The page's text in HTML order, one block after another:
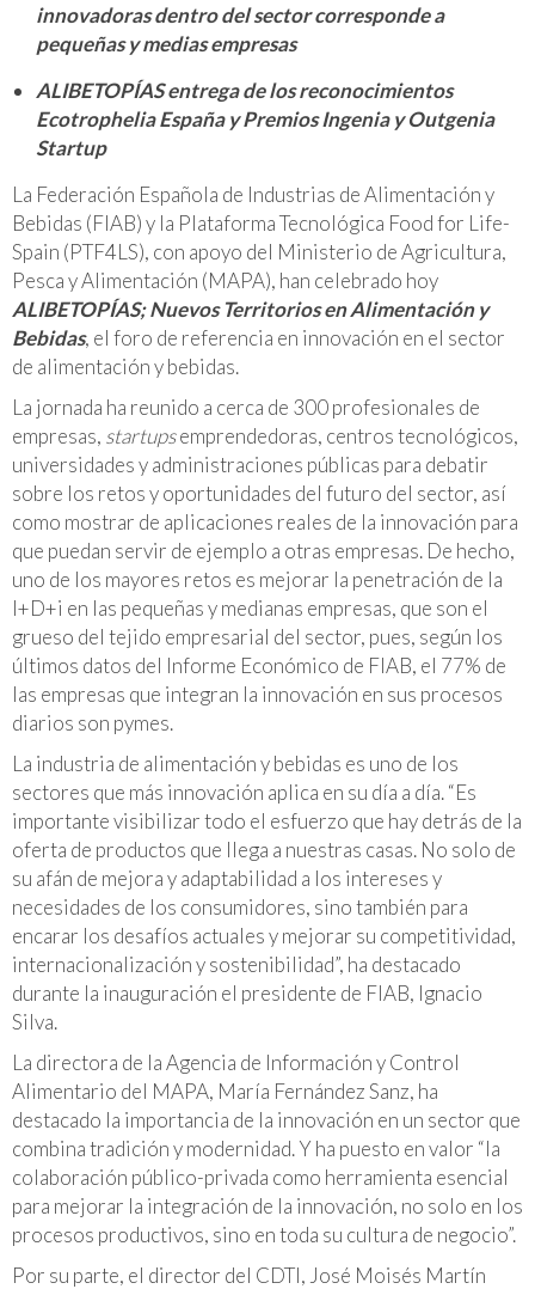
innovadoras dentro del sector corresponde a
pequeñas y medias empresas
ALIBETOPÍAS entrega de los reconocimientos
Ecotrophelia España y Premios Ingenia y Outgenia
Startup
La Federación Española de Industrias de Alimentación y
Bebidas (FIAB) y la Plataforma Tecnológica Food for Life-
Spain (PTF4LS), con apoyo del Ministerio de Agricultura,
Pesca y Alimentación (MAPA), han celebrado hoy
ALIBETOPÍAS; Nuevos Territorios en Alimentación y
Bebidas, el foro de referencia en innovación en el sector
de alimentación y bebidas.
La jornada ha reunido a cerca de 300 profesionales de
empresas, startupsemprendedoras, centros tecnológicos,
universidades y administraciones públicas para debatir
sobre los retos y oportunidades del futuro del sector, así
como mostrar de aplicaciones reales de la innovación para
que puedan servir de ejemplo a otras empresas. De hecho,
uno de los mayores retos es mejorar la penetración de la
I+D+i en las pequeñas y medianas empresas, que son el
grueso del tejido empresarial del sector, pues, según los
últimos datos del Informe Económico de FIAB, el 77% de
las empresas que integran la innovación en sus procesos
diarios son pymes.
La industria de alimentación y bebidas es uno de los
sectores que más innovación aplica en su día a día. “Es
importante visibilizar todo el esfuerzo que hay detrás de la
oferta de productos que llega a nuestras casas. No solo de
su afán de mejora y adaptabilidad a los intereses y
necesidades de los consumidores, sino también para
encarar los desafíos actuales y mejorar su competitividad,
internacionalización y sostenibilidad”, ha destacado
durante la inauguración el presidente de FIAB, Ignacio
Silva.
La directora de la Agencia de Información y Control
Alimentario del MAPA, María Fernández Sanz, ha
destacado la importancia de la innovación en un sector que
combina tradición y modernidad. Y ha puesto en valor “la
colaboración público-privada como herramienta esencial
para mejorar la integración de la innovación, no solo en los
procesos productivos, sino en toda su cultura de negocio”.
Por su parte, el director del CDTI, José Moisés Martín